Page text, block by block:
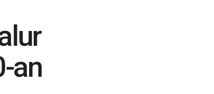
an